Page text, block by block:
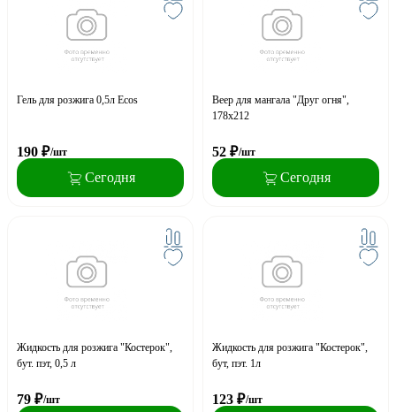
Гель для розжига 0,5л Ecos
190 ₽/шт
Сегодня
Веер для мангала "Друг огня",
178х212
52 ₽/шт
Сегодня
Жидкость для розжига "Костерок",
бут. пэт, 0,5 л
79 ₽/шт
Жидкость для розжига "Костерок",
бут, пэт. 1л
123 ₽/шт